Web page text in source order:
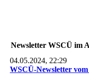
Newsletter WSCÜ im
04.05.2024, 22:29
WSCÜ-Newsletter vom